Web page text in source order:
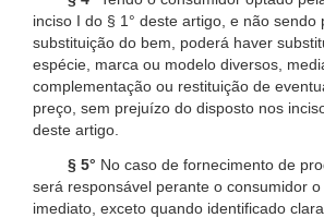
inciso I do § 1° deste artigo, e não sendo
substituição do bem, poderá haver
espécie, marca ou modelo diversos,
complementação ou restituição de
preço, sem prejuízo do disposto nos
deste artigo.
§ 5° No caso de fornecimento de
será responsável perante o consumidor
imediato, exceto quando identificado